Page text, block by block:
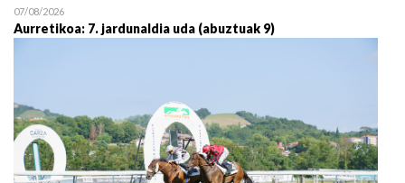
19/07 11:30 Uztailaren 19a / 19 de
07/08/2026
Aurretikoa: 7. jardunaldia uda (abuztuak 9)